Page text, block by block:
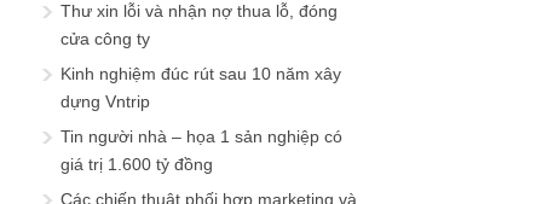
Thư xin lỗi và nhận nợ thua lỗ, đóng
cửa công ty
Kinh nghiệm đúc rút sau 10 năm xây
dựng Vntrip
Tin người nhà – họa 1 sản nghiệp có
giá trị 1.600 tỷ đồng
Các chiến thuật phối hợp marketing và